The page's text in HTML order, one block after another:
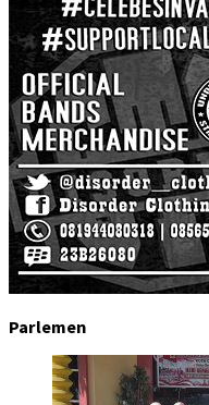
Parlemen